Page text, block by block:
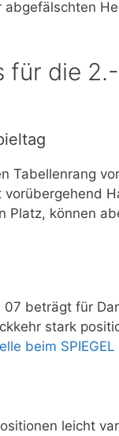
für die
Tabellenrang
können
beträgt für
stark
beim SPIEGEL
leicht